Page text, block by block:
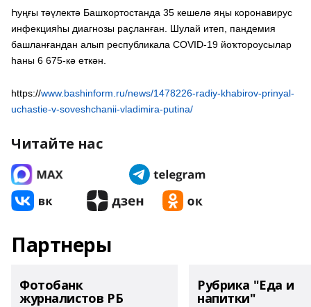
Һуңғы тәүлектә Башҡортостанда 35 кешелә яңы коронавирус
инфекцияһы диагнозы раҫланған. Шулай итеп, пандемия
башланғандан алып республикала COVID-19 йоҡтороусылар
һаны 6 675-кә еткән.
https://www.bashinform.ru/news/1478226-radiy-khabirov-prinyal-
uchastie-v-soveshchanii-vladimira-putina/
Читайте нас
Партнеры
Фотобанк
журналистов РБ
Рубрика "Еда и
напитки"